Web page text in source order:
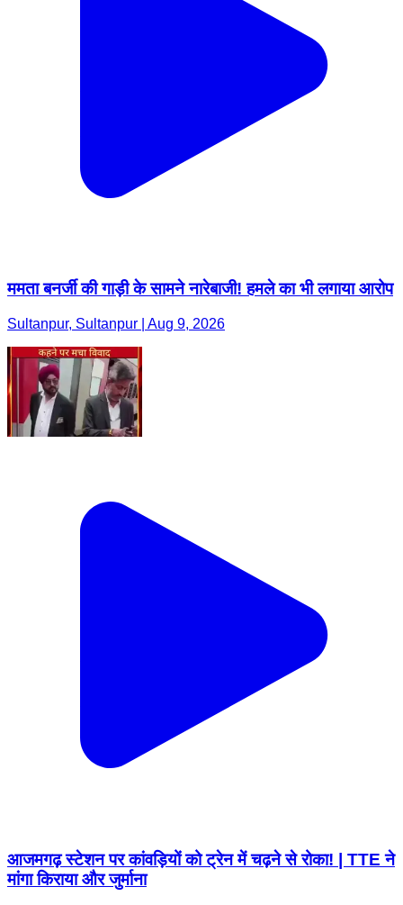
ममता बनर्जी की गाड़ी के सामने नारेबाजी! हमले का भी लगाया आरोप
Sultanpur, Sultanpur | Aug 9, 2026
आजमगढ़ स्टेशन पर कांवड़ियों को ट्रेन में चढ़ने से रोका! | TTE ने
मांगा किराया और जुर्माना